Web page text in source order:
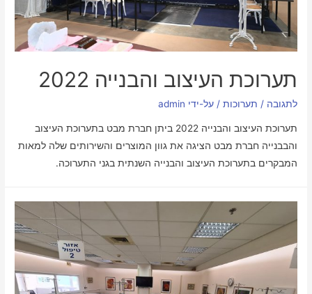
תערוכת העיצוב והבנייה 2022
לתגובה / תערוכות / על-ידי admin
תערוכת העיצוב והבנייה 2022 ביתן חברת מבט בתערוכת העיצוב
והבבנייה חברת מבט הציגה את גוון המוצרים והשירותים שלה למאות
המבקרים בתערוכת העיצוב והבנייה השנתית בגני התערוכה.